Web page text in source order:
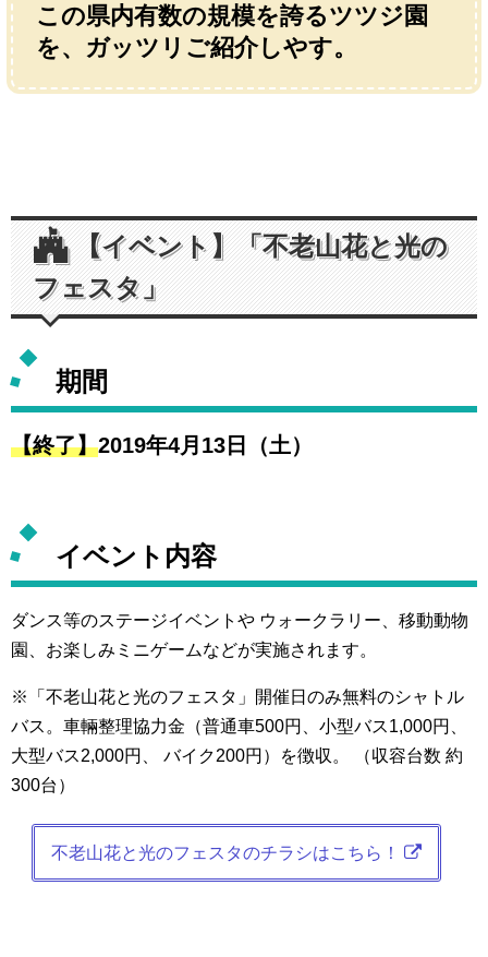
この県内有数の規模を誇るツツジ園
を、ガッツリご紹介しやす。
【イベント】「不老山花と光の
フェスタ」
期間
【終了】2019年4月13日（土）
イベント内容
ダンス等のステージイベントや ウォークラリー、移動動物
園、お楽しみミニゲームなどが実施されます。
※「不老山花と光のフェスタ」開催日のみ無料のシャトル
バス。車輛整理協力金（普通車500円、小型バス1,000円、
大型バス2,000円、 バイク200円）を徴収。 （収容台数 約
300台）
不老山花と光のフェスタのチラシはこちら！